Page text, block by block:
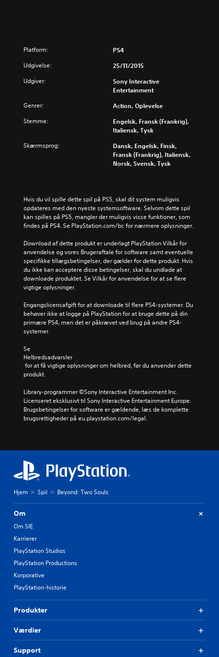
Platform: PS4
Udgivelse: 25/11/2015
Udgiver:
Sony Interactive
Entertainment
Genrer: Action, Oplevelse
Stemme:
Engelsk, Fransk (Frankrig),
Italiensk, Tysk
Skærmsprog:
Dansk, Engelsk, Finsk,
Fransk (Frankrig), Italiensk,
Norsk, Svensk, Tysk
Hvis du vil spille dette spil på PS5, skal dit system muligvis
opdateres med den nyeste systemsoftware. Selvom dette spil
kan spilles på PS5, mangler der muligvis visse funktioner, som
findes på PS4. Se PlayStation.com/bc for nærmere oplysninger.
Download af dette produkt er underlagt PlayStation Vilkår for
anvendelse og vores Brugeraftale for software samt eventuelle
specifikke tillægsbetingelser, der gælder for dette produkt. Hvis
du ikke kan acceptere disse betingelser, skal du undlade at
downloade produktet. Se Vilkår for anvendelse for at se flere
vigtige oplysninger.
Engangslicensafgift for at downloade til flere PS4-systemer. Du
behøver ikke at logge på PlayStation for at bruge dette på din
primære PS4, men det er påkrævet ved brug på andre PS4-
systemer.
Se
Helbredsadvarsler
produkt.
Library-programmer ©Sony Interactive Entertainment Inc.
Licenseret eksklusivt til Sony Interactive Entertainment Europe.
Brugsbetingelser for software er gældende, læs de komplette
brugsrettigheder på eu.playstation.com/legal.
Hjem Spil Beyond: Two Souls
Om
Om SIE
Karrierer
PlayStation Studios
PlayStation Productions
Korporative
PlayStation-historie
Produkter
Værdier
Support